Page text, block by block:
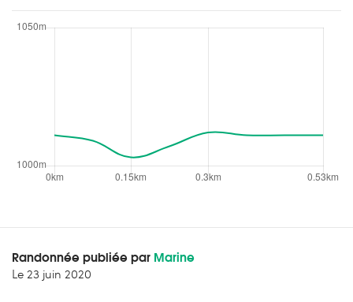
Randonnée publiée par Marine
Le 23 juin 2020